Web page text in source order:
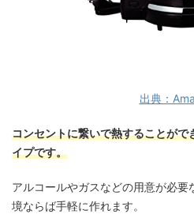
出典：
コンセントに繋いで熱することがで
イプです。
アルコールやガスなどの用意が必要
境ならば手軽に作れます。